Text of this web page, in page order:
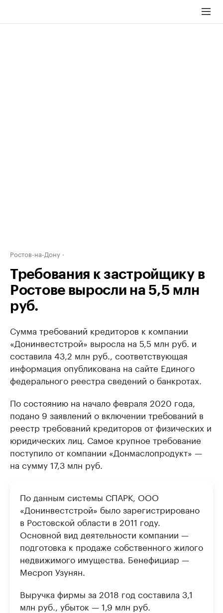
Ростов-на-Дону
Требования к застройщику в
Ростове выросли на 5,5 млн
руб.
Сумма требований кредиторов к компании
«Донинвестстрой» выросла на 5,5 млн руб. и
составила 43,2 млн руб., соответствующая
информация опубликована на сайте Единого
федерального реестра сведений о банкротах.
По состоянию на начало февраля 2020 года,
подано 9 заявлений о включении требований в
реестр требований кредиторов от физических и
юридических лиц. Самое крупное требование
поступило от компании «Донмаслопродукт» —
на сумму 17,3 млн руб.
По данным системы СПАРК, ООО
«Донинвестстрой» было зарегистрировано
в Ростовской области в 2011 году.
Основной вид деятельности компании —
подготовка к продаже собственного жилого
недвижимого имущества. Бенефициар —
Месроп Узунян.
Выручка фирмы за 2018 год составила 3,1
млн руб., убыток — 1,9 млн руб.